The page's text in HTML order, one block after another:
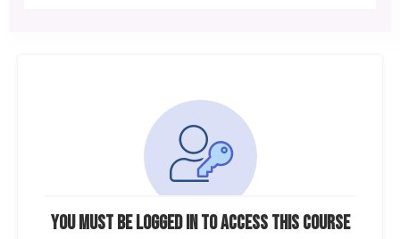
You must be logged in to access this course